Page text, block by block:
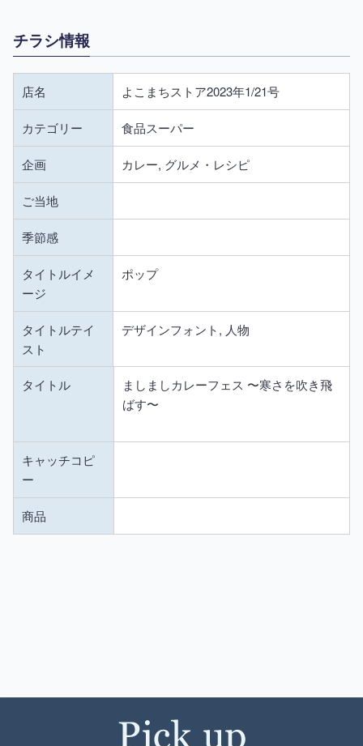
チラシ情報
店名 よこまちストア2023年1/21号
カテゴリー 食品スーパー
企画 カレー, グルメ・レシピ
ご当地
季節感
タイトルイメ
ージ
ポップ
タイトルテイ
スト
デザインフォント, 人物
タイトル
ましましカレーフェス 〜寒さを吹き飛
ばす〜
キャッチコピ
ー
商品